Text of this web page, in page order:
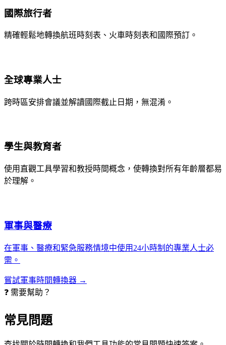
國際旅行者
精確輕鬆地轉換航班時刻表、火車時刻表和國際預訂。
全球專業人士
跨時區安排會議並解讀國際截止日期，無混淆。
學生與教育者
使用直觀工具學習和教授時間概念，使轉換對所有年齡層都易
於理解。
軍事與醫療
在軍事、醫療和緊急服務情境中使用24小時制的專業人士必
需。
嘗試軍事時間轉換器 →
❓ 需要幫助？
常見問題